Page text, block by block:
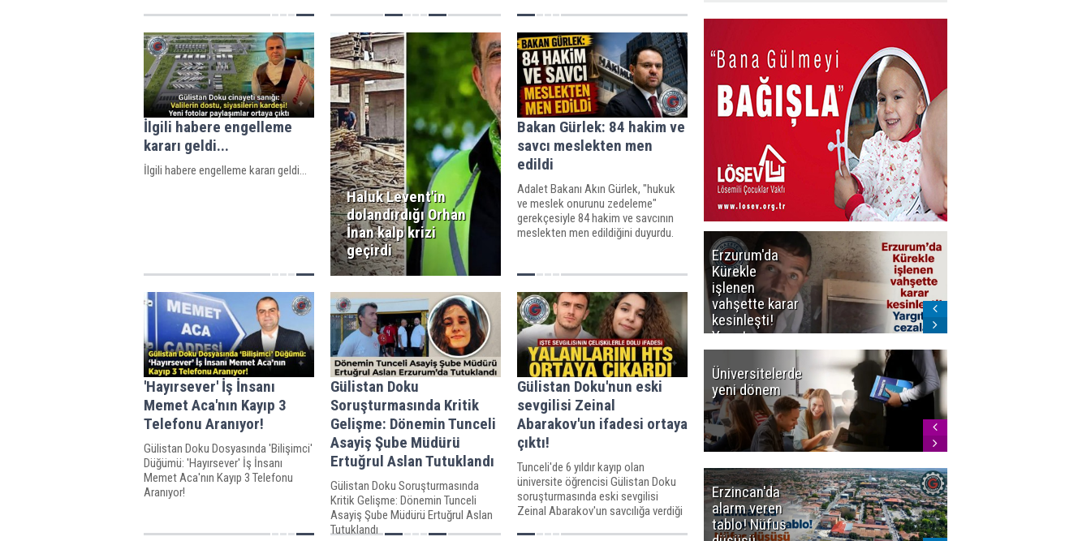
Hava Kuvvetleri Komutanlığı'na
Orgeneral Rafet Dalkıran atandı.
İlgili habere engelleme
kararı geldi...
İlgili habere engelleme kararı geldi...
Haluk Levent'in
dolandırdığı Orhan
İnan kalp krizi
geçirdi
Bakan Gürlek: 84 hakim ve
savcı meslekten men
edildi
Adalet Bakanı Akın Gürlek, "hukuk
ve meslek onurunu zedeleme"
gerekçesiyle 84 hakim ve savcının
meslekten men edildiğini duyurdu.
'Hayırsever' İş İnsanı
Memet Aca'nın Kayıp 3
Telefonu Aranıyor!
Gülistan Doku Dosyasında 'Bilişimci'
Düğümü: 'Hayırsever' İş İnsanı
Memet Aca'nın Kayıp 3 Telefonu
Aranıyor!
Gülistan Doku
Soruşturmasında Kritik
Gelişme: Dönemin Tunceli
Asayiş Şube Müdürü
Ertuğrul Aslan Tutuklandı
Gülistan Doku Soruşturmasında
Kritik Gelişme: Dönemin Tunceli
Asayiş Şube Müdürü Ertuğrul Aslan
Tutuklandı
Gülistan Doku'nun eski
sevgilisi Zeinal
Abarakov'un ifadesi ortaya
çıktı!
Tunceli'de 6 yıldır kayıp olan
üniversite öğrencisi Gülistan Doku
soruşturmasında eski sevgilisi
Zeinal Abarakov'un savcılığa verdiği
Erzurum'da
Kürekle
işlenen
vahşette karar
kesinleşti!
Yargıtay
cezaları onadı
Üniversitelerde
yeni dönem
Erzincan'da
alarm veren
tablo! Nüfus